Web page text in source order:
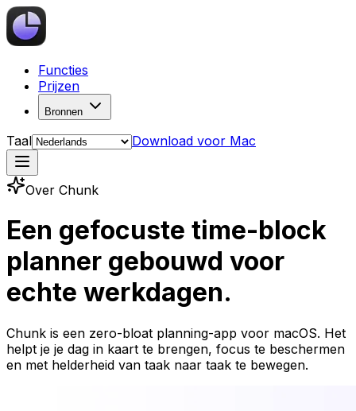
Functies
Prijzen
Bronnen
Taal Download voor Mac
Over Chunk
Een gefocuste time-block
planner gebouwd voor
echte werkdagen.
Chunk is een zero-bloat planning-app voor macOS. Het
helpt je je dag in kaart te brengen, focus te beschermen
en met helderheid van taak naar taak te bewegen.